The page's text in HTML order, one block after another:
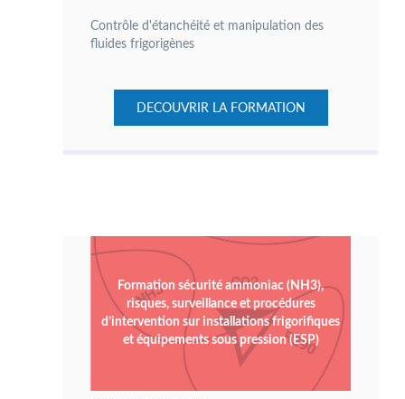
Contrôle d'étanchéité et manipulation des
fluides frigorigènes
DECOUVRIR LA FORMATION
Formation sécurité ammoniac (NH3),
risques, surveillance et procédures
d’intervention sur installations frigorifiques
et équipements sous pression (ESP)